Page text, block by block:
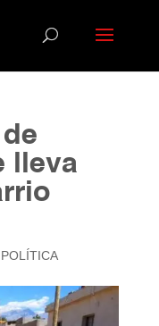
lleva
POLÍTICA